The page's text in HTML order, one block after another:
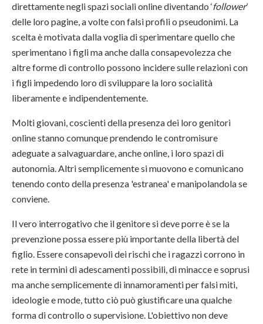
direttamente negli spazi sociali online diventando ‘follower’
delle loro pagine, a volte con falsi profili o pseudonimi. La
scelta è motivata dalla voglia di sperimentare quello che
sperimentano i figli ma anche dalla consapevolezza che
altre forme di controllo possono incidere sulle relazioni con
i figli impedendo loro di sviluppare la loro socialità
liberamente e indipendentemente.
Molti giovani, coscienti della presenza dei loro genitori
online stanno comunque prendendo le contromisure
adeguate a salvaguardare, anche online, i loro spazi di
autonomia. Altri semplicemente si muovono e comunicano
tenendo conto della presenza 'estranea' e manipolandola se
conviene.
Il vero interrogativo che il genitore si deve porre è se la
prevenzione possa essere più importante della libertà del
figlio. Essere consapevoli dei rischi che i ragazzi corrono in
rete in termini di adescamenti possibili, di minacce e soprusi
ma anche semplicemente di innamoramenti per falsi miti,
ideologie e mode, tutto ciò può giustificare una qualche
forma di controllo o supervisione. L'obiettivo non deve